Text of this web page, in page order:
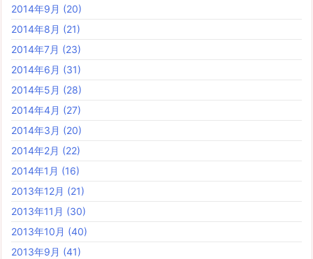
2014年9月 (20)
2014年8月 (21)
2014年7月 (23)
2014年6月 (31)
2014年5月 (28)
2014年4月 (27)
2014年3月 (20)
2014年2月 (22)
2014年1月 (16)
2013年12月 (21)
2013年11月 (30)
2013年10月 (40)
2013年9月 (41)